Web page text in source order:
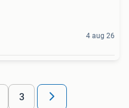
4 aug 26
3